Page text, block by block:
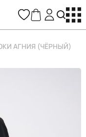
АГНИЯ (ЧЁРНЫЙ)